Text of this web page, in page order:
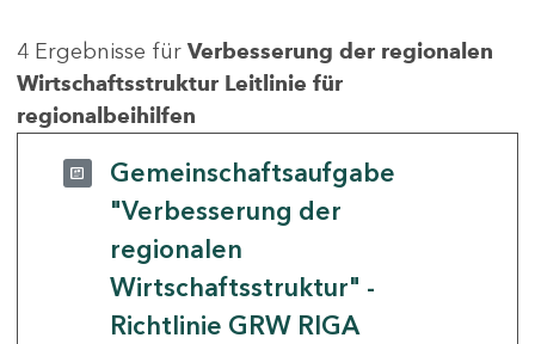
4 Ergebnisse für Verbesserung der regionalen
Wirtschaftsstruktur Leitlinie für
regionalbeihilfen
Gemeinschaftsaufgabe
"Verbesserung der
regionalen
Wirtschaftsstruktur" -
Richtlinie GRW RIGA